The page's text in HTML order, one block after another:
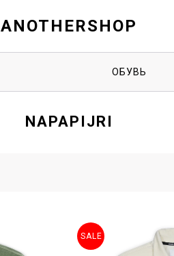
ANOTHERSHOP
ОБУВЬ
NAPAPIJRI
SALE